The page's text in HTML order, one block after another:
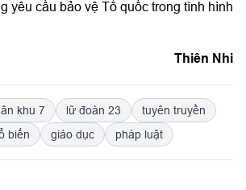
yêu cầu bảo vệ Tổ quốc trong tình hình
Thiên Nhi
khu 7 lữ đoàn 23
tuyên truyền
biến
giáo dục pháp luật